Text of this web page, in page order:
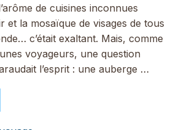
de cuisines inconnues
et la mosaïque de visages de tous
c’était exaltant. Mais, comme
voyageurs, une question
l’esprit : une auberge …